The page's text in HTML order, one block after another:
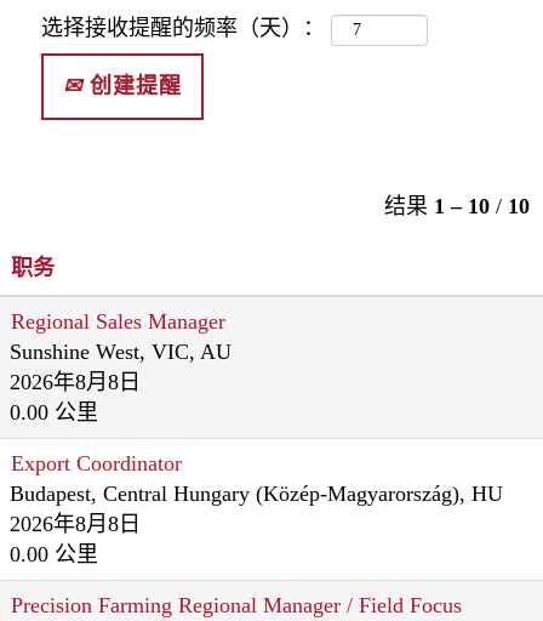
选择接收提醒的频率（天）：
创建提醒
结果 1 – 10 / 10
职务
Regional Sales Manager
Sunshine West, VIC, AU
2026年8月8日
0.00 公里
Export Coordinator
Budapest, Central Hungary (Közép-Magyarország), HU
2026年8月8日
0.00 公里
Precision Farming Regional Manager / Field Focus